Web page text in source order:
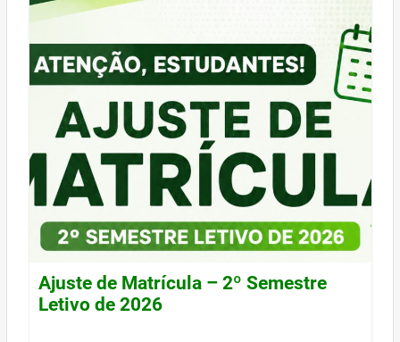
Ajuste de Matrícula – 2º Semestre
Letivo de 2026